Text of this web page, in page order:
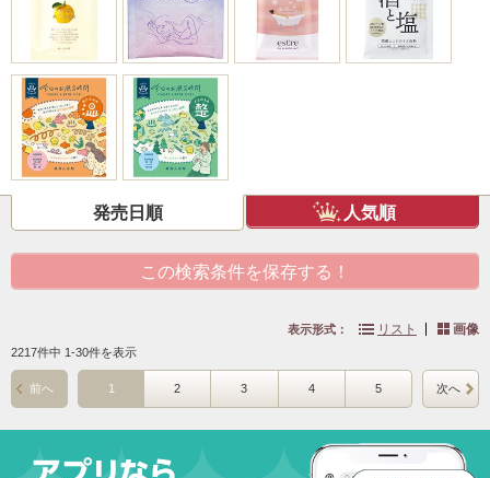
発売日順 人気順
この検索条件を保存する！
表示形式： リスト 画像
2217件中 1-30件を表示
1 2 3 4 5
前へ 次へ